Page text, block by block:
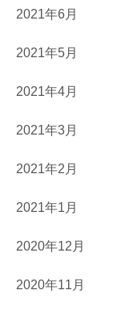
2021年6月
2021年5月
2021年4月
2021年3月
2021年2月
2021年1月
2020年12月
2020年11月